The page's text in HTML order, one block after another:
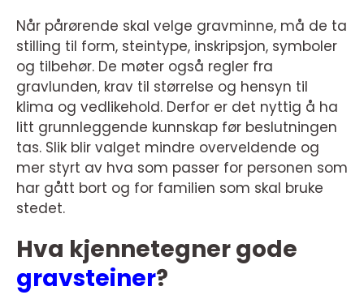
Når pårørende skal velge gravminne, må de ta
stilling til form, steintype, inskripsjon, symboler
og tilbehør. De møter også regler fra
gravlunden, krav til størrelse og hensyn til
klima og vedlikehold. Derfor er det nyttig å ha
litt grunnleggende kunnskap før beslutningen
tas. Slik blir valget mindre overveldende og
mer styrt av hva som passer for personen som
har gått bort og for familien som skal bruke
stedet.
Hva kjennetegner gode
gravsteiner?